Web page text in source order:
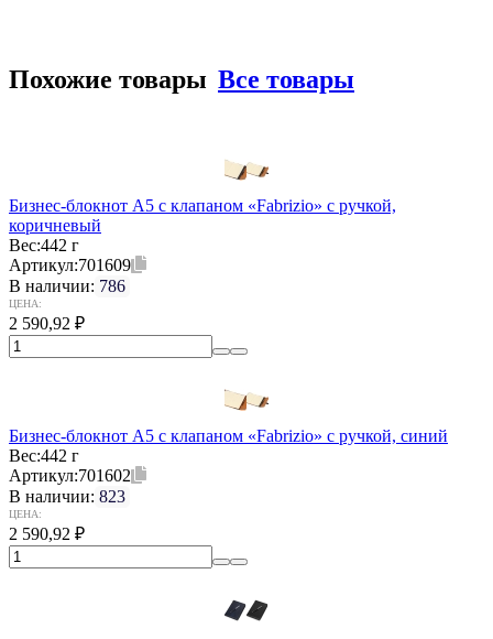
Похожие товары Все товары
Бизнес-блокнот А5 с клапаном «Fabrizio» с ручкой,
коричневый
Вес:442 г
Артикул:701609
В наличии: 786
ЦЕНА:
2 590,92 ₽
Бизнес-блокнот А5 с клапаном «Fabrizio» с ручкой, синий
Вес:442 г
Артикул:701602
В наличии: 823
ЦЕНА:
2 590,92 ₽